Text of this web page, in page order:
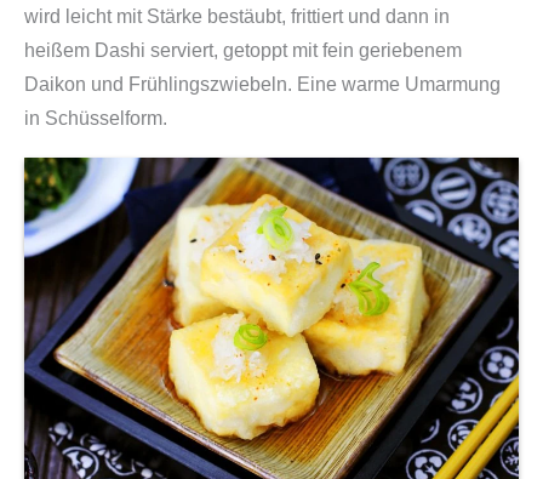
wird leicht mit Stärke bestäubt, frittiert und dann in
heißem Dashi serviert, getoppt mit fein geriebenem
Daikon und Frühlingszwiebeln. Eine warme Umarmung
in Schüsselform.